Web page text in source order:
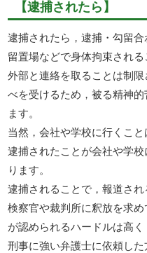
【逮捕されたら】
逮捕されたら，逮捕・勾留
留置場などで身体拘束される
外部と連絡を取ることは制
べを受けるため，被る精神
ます。
当然，会社や学校に行くこと
逮捕されたことが会社や学
ります。
逮捕されることで，報道され
検察官や裁判所に釈放を求
が認められるハードルは高く
刑事に強い弁護士に依頼し